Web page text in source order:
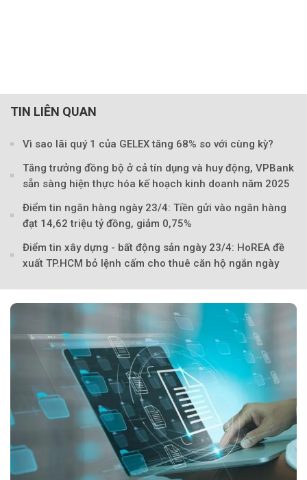
Theo
TIN LIÊN QUAN
Vì sao lãi quý 1 của GELEX tăng 68% so với cùng kỳ?
Tăng trưởng đồng bộ ở cả tín dụng và huy động, VPBank
sẵn sàng hiện thực hóa kế hoạch kinh doanh năm 2025
Điểm tin ngân hàng ngày 23/4: Tiền gửi vào ngân hàng
đạt 14,62 triệu tỷ đồng, giảm 0,75%
Điểm tin xây dựng - bất động sản ngày 23/4: HoREA đề
xuất TP.HCM bỏ lệnh cấm cho thuê căn hộ ngắn ngày